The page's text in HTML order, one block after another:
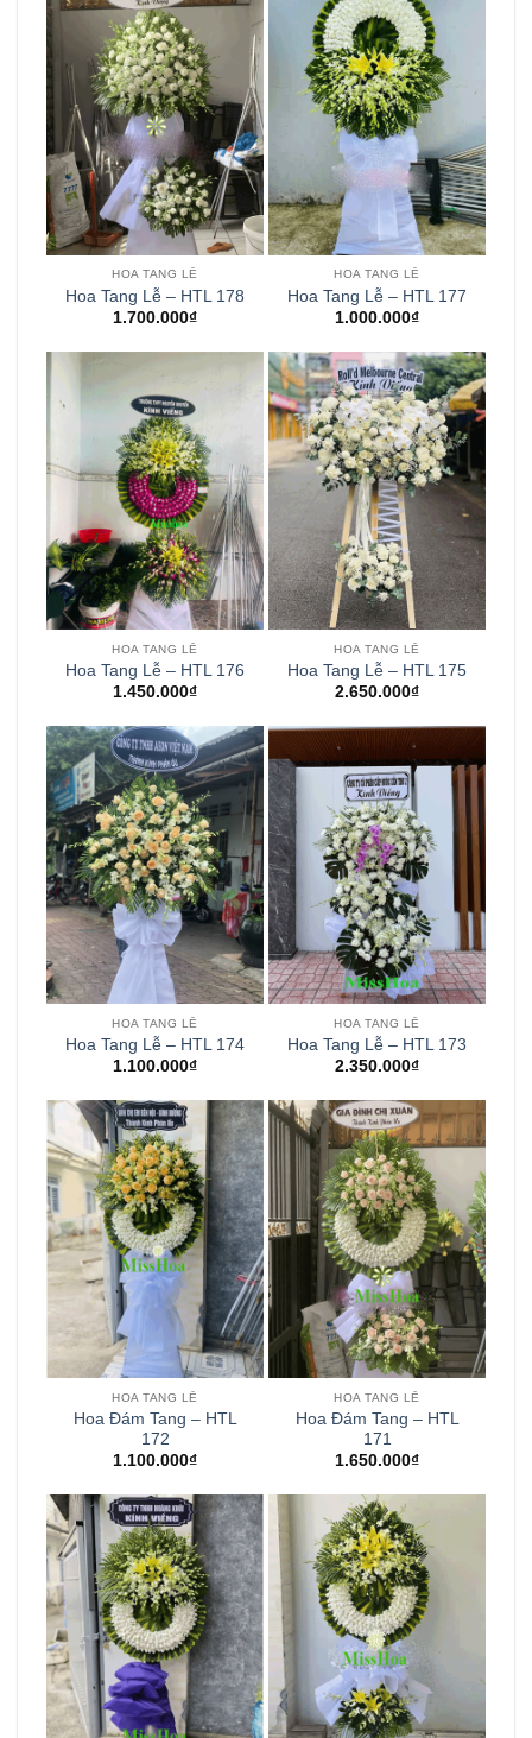
HOA TANG LỄ
Hoa Tang Lễ – HTL 178
1.700.000₫
HOA TANG LỄ
Hoa Tang Lễ – HTL 177
1.000.000₫
HOA TANG LỄ
Hoa Tang Lễ – HTL 176
1.450.000₫
HOA TANG LỄ
Hoa Tang Lễ – HTL 175
2.650.000₫
HOA TANG LỄ
Hoa Tang Lễ – HTL 174
1.100.000₫
HOA TANG LỄ
Hoa Tang Lễ – HTL 173
2.350.000₫
HOA TANG LỄ
Hoa Đám Tang – HTL
172
1.100.000₫
HOA TANG LỄ
Hoa Đám Tang – HTL
171
1.650.000₫